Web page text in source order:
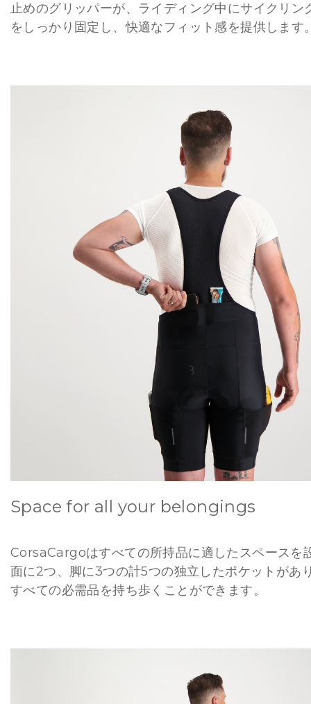
止めのグリッパーが、ライディング中にサイクリン
をしっかり固定し、快適なフィット感を提供します
Space for all your belongings
CorsaCargoはすべての所持品に適したスペースを
面に2つ、脚に3つの計5つの独立したポケットがあ
すべての必需品を持ち歩くことができます。